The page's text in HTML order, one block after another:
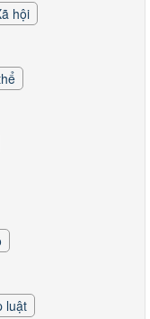
hội
luật